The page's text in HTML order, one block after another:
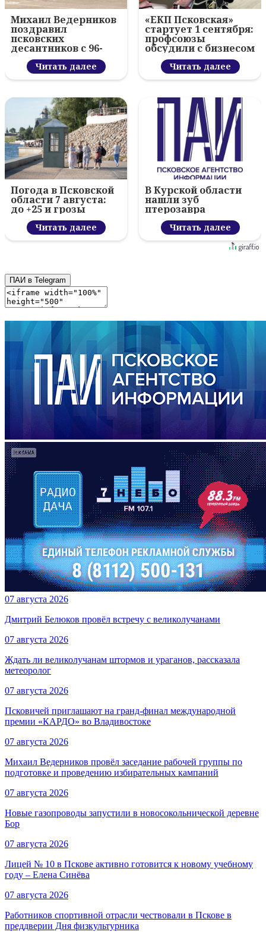
Михаил Ведерников
поздравил
псковских
десантников с 96-
летием ВДВ и
вручил награды
Читать далее
«ЕКП Псковская»
стартует 1 сентября:
профсоюзы
обсудили с бизнесом
новый цифровой
проектЧитать далее
Погода в Псковской
области 7 августа:
до +25 и грозы
Читать далее
В Курской области
нашли зуб
птерозавра
Читать далее
ПАИ в Telegram
07 августа 2026
Дмитрий Белюков провёл встречу с великолучанами
07 августа 2026
Ждать ли великолучанам штормов и ураганов, рассказала
метеоролог
07 августа 2026
Псковичей приглашают на гранд‑финал международной
премии «КАРДО» во Владивостоке
07 августа 2026
Михаил Ведерников провёл заседание рабочей группы по
подготовке и проведению избирательных кампаний
07 августа 2026
Новые газопроводы запустили в новосокольнической деревне
Бор
07 августа 2026
Лицей № 10 в Пскове активно готовится к новому учебному
году – Елена Синёва
07 августа 2026
Работников спортивной отрасли чествовали в Пскове в
преддверии Дня физкультурника